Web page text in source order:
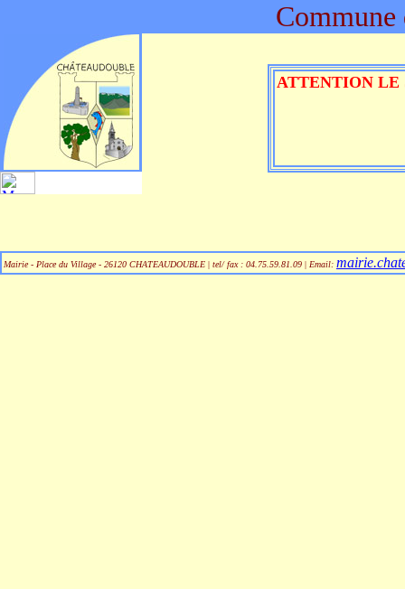
Commune
ATTENTION LE
Mairie - Place du Village - 26120 CHATEAUDOUBLE | tel/ fax : 04.75.59.81.09 | Email: